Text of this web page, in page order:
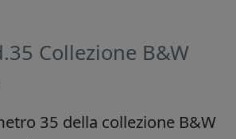
Collezione B&W
35 della collezione B&W